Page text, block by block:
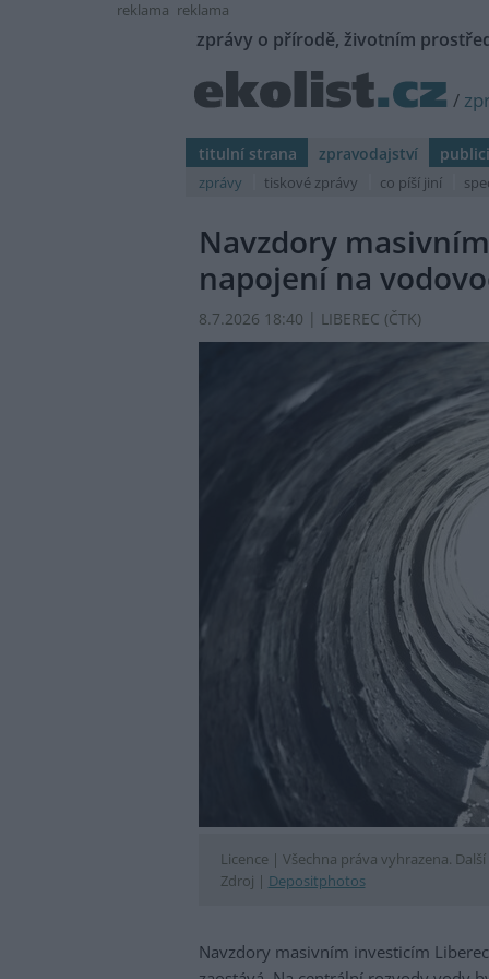
reklama reklama
zprávy o přírodě, životním
/
titulní strana zpravodajství
zprávy tiskové zprávy co píší jiní
Navzdory
napojení na
8.7.2026 18:40 | LIBEREC (ČTK)
Licence | Všechna práva vyhrazena.
Zdroj | Depositphotos
Navzdory masivním investicím